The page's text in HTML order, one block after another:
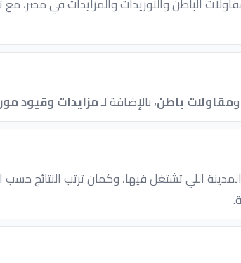
ومقاولات باطن، بالإضافة لـمزايدات وقيود
المدينة اللي تشتغل فيها، وكمان ترتب النتائج